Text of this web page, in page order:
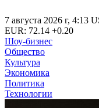
7 августа 2026 г, 4:13
EUR: 72.14 +0.20
Шоу-бизнес
Общество
Культура
Экономика
Политика
Технологии